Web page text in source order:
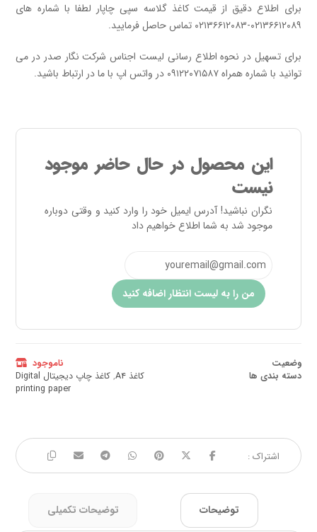
برای اطلاع دقیق از قیمت کاغذ گلاسه سپی چاپار لطفا با شماره های
۰۲۱۳۶۶۱۲۰۸۹-۰۲۱۳۶۶۱۲۰۸۳ تماس حاصل فرمایید.
برای تسهیل در نحوه اطلاع رسانی لیست اجناس شرکت نگار صدر در می
توانید با شماره همراه ۰۹۱۲۲۰۷۱۵۸۷ در واتس اپ با ما در ارتباط باشید.
این محصول در حال حاضر موجود
نیست
نگران نباشید! آدرس ایمیل خود را وارد کنید و وقتی دوباره
موجود شد به شما اطلاع خواهیم داد
من را به لیست انتظار اضافه کنید
وضعیت
ناموجود
دسته بندی ها
کاغذ A۴ ,
کاغذ چاپ دیجیتال Digital
printing paper
توضیحات توضیحات تکمیلی